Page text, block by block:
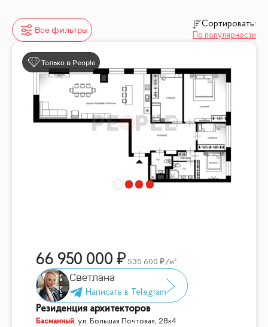
Все фильтры
Сортировать:
По популярности
Только в People
66 950 000 535 600 /м²
Светлана
Резиденция архитекторов
Басманный, ул. Большая Почтовая, 28к4